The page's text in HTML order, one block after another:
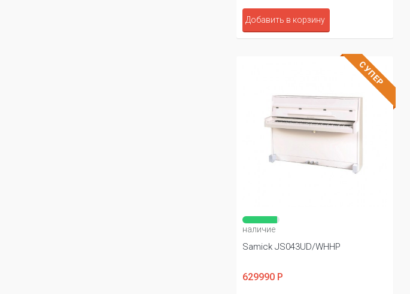
Добавить в корзину
СУПЕР
наличие
Samick JS043UD/WHHP
629990 Р